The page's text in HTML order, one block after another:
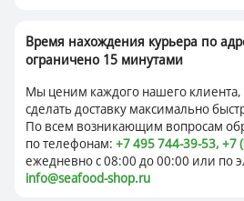
Время нахождения курьера по
ограничено 15 минутами
Мы ценим каждого нашего клиента,
сделать доставку максимально
По всем возникающим вопросам
по телефонам: +7 495 744-39-53, +7
ежедневнос 08:00 до 00:00 или по
info@seafood-shop.ru